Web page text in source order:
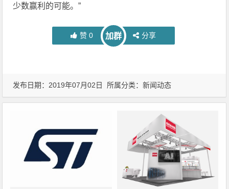
少数赢利的可能。”
赞 0 加群 分享
发布日期：2019年07月02日 所属分类：新闻动态